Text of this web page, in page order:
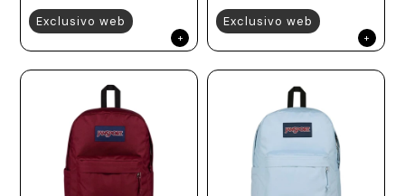
Exclusivo web Exclusivo web